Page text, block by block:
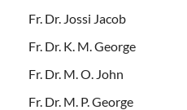
Fr. Dr. Jossi Jacob
Fr. Dr. K. M. George
Fr. Dr. M. O. John
Fr. Dr. M. P. George